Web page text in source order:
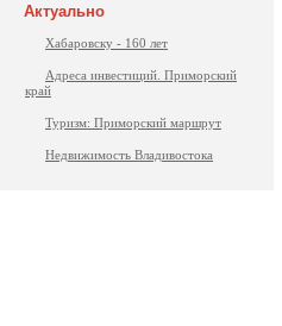
Актуально
Хабаровску - 160 лет
Адреса инвестиций. Приморский
край
Туризм: Приморский маршрут
Недвижимость Владивостока